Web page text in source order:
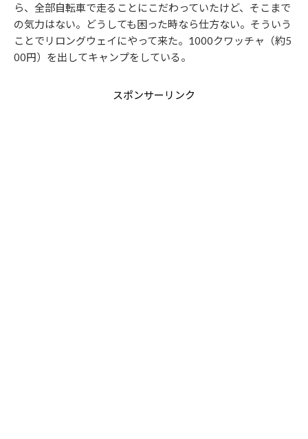
ら、全部自転車で走ることにこだわっていたけど、そこまで
の気力はない。どうしても困った時なら仕方ない。そういう
ことでリロングウェイにやって来た。1000クワッチャ（約5
00円）を出してキャンプをしている。
スポンサーリンク